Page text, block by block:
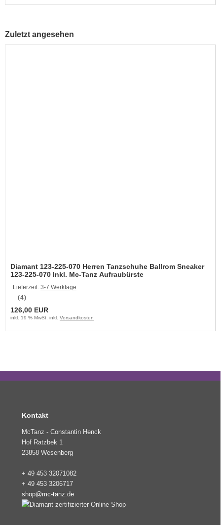
Zuletzt angesehen
Diamant 123-225-070 Herren Tanzschuhe Ballrom Sneaker
123-225-070 Inkl. Mc-Tanz Aufraubürste
Lieferzeit: 3-7 Werktage
(4)
126,00 EUR
inkl. 19 % MwSt. inkl. Versandkosten
Kontakt
McTanz - Constantin Henck
Hof Ratzbek 1
23858 Wesenberg
+ 49 453 32071082
+ 49 453 3206717
shop@mc-tanz.de